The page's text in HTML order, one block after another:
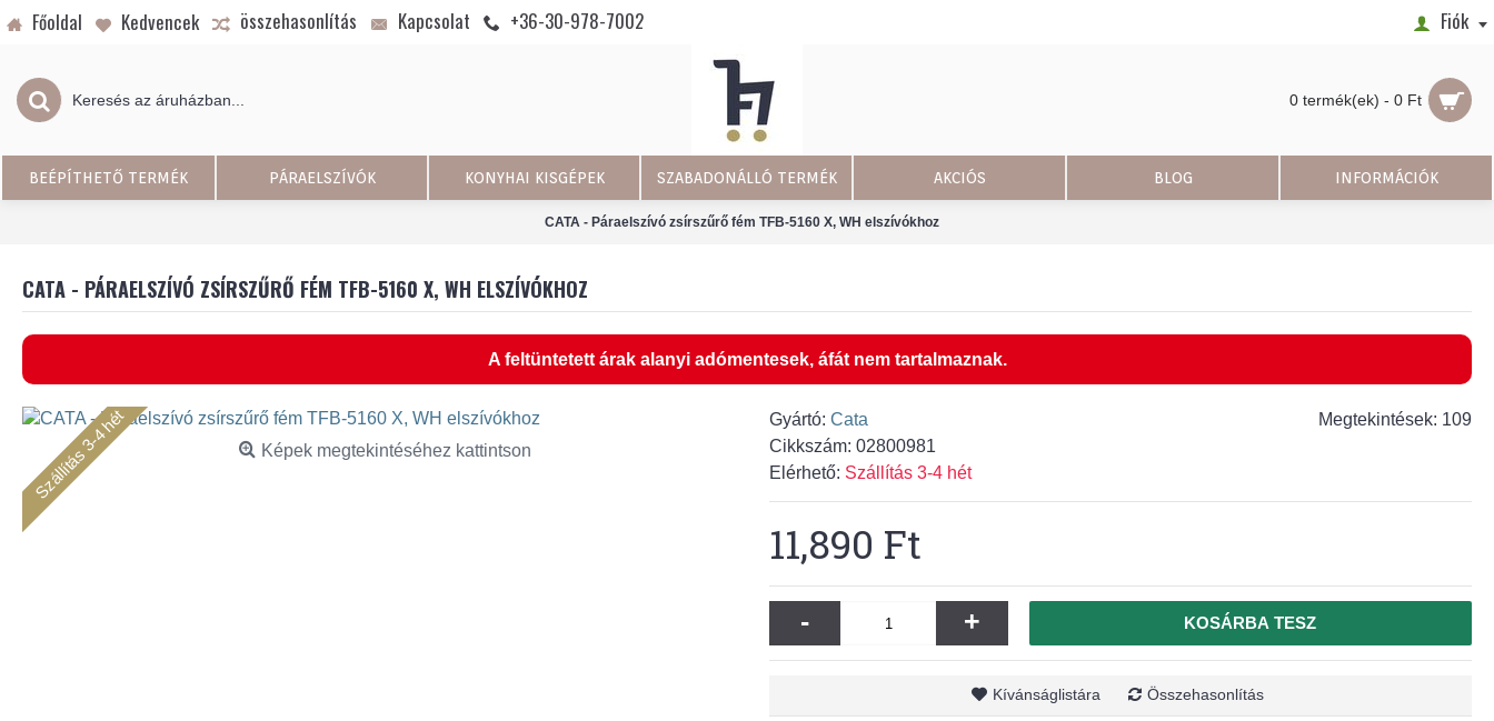
Főoldal Kedvencek összehasonlítás Kapcsolat +36-30-978-7002 Fiók
0 termék(ek) - 0 Ft
BEÉPÍTHETŐ TERMÉK PÁRAELSZÍVÓK KONYHAI KISGÉPEK SZABADONÁLLÓ TERMÉK AKCIÓS BLOG INFORMÁCIÓK
CATA - Páraelszívó zsírszűrő fém TFB-5160 X, WH elszívókhoz
CATA - PÁRAELSZÍVÓ ZSÍRSZŰRŐ FÉM TFB-5160 X, WH ELSZÍVÓKHOZ
A feltüntetett árak alanyi adómentesek, áfát nem tartalmaznak.
Szállítás 3-4 hét Képek megtekintéséhez kattintson
Megtekintések: 109
Gyártó: Cata
Cikkszám: 02800981
Elérhető: Szállítás 3-4 hét
11,890 Ft
- + KOSÁRBA TESZ
Kívánságlistára Összehasonlítás